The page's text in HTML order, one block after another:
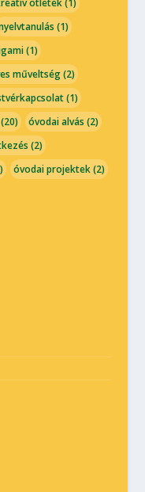
ötletek(1)
(1)
(1)
műveltség(2)
(1)
óvodai alvás (2)
(2)
óvodai projektek(2)